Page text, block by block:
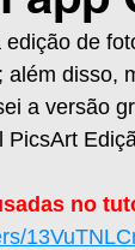
de
disso,
a versão
PicsArt
no